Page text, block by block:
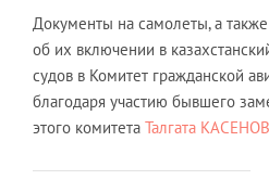
Документы на самолеты, а
об их включении в
судов в Комитет гражданской
благодаря участию бывшего
этого комитета Талгата